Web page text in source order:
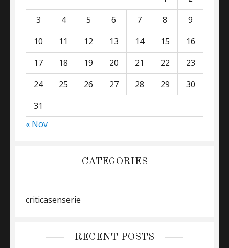
3
4 5 6 7 8
9
10
11 12 13 14 15
16
17
18 19 20 21 22
23
24
25 26 27 28 29
30
31
« Nov
CATEGORIES
criticasenserie
RECENT POSTS